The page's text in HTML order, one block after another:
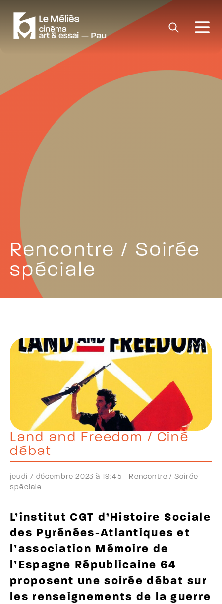
Rencontre / Soirée
spéciale
Land and Freedom / Ciné
débat
jeudi 7 décembre 2023 à 19:45 - Rencontre / Soirée
spéciale
L’institut CGT d’Histoire Sociale
des Pyrénées-Atlantiques et
l’association Mémoire de
l’Espagne Républicaine 64
proposent une soirée débat sur
les renseignements de la guerre